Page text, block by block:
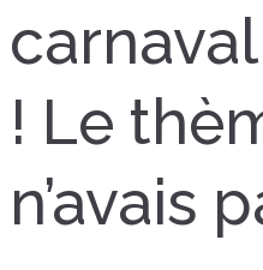
! Le
n’avais